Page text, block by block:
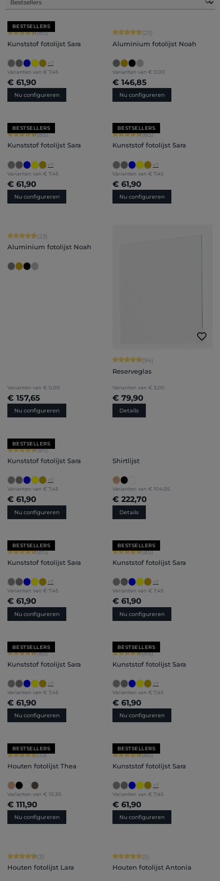
BESTSELLERS
Gemiddelde waardering van 4.71 van 5 sterren
(85)
Kunststof fotolijst Sara
+7
Varianten van € 7,45
€ 61,90
Nu configureren
Gemiddelde waardering van 4.91
(23)
Aluminium fotolijst Noah
Varianten van € 0,00
€ 146,85
Nu configureren
BESTSELLERS
Gemiddelde waardering van 4.71 van 5 sterren
(85)
Kunststof fotolijst Sara
+7
Varianten van € 7,45
€ 61,90
Nu configureren
BESTSELLERS
Gemiddelde waardering van 4.71
(85)
Kunststof fotolijst Sara
+7
Varianten van € 7,45
€ 61,90
Nu configureren
Gemiddelde waardering van 4.91 van 5 sterren
(23)
Aluminium fotolijst Noah
Varianten van € 0,00
€ 157,65
Nu configureren
Gemiddelde waardering van 4.94
(94)
Reserveglas
Varianten van € 3,00
€ 79,90
Details
BESTSELLERS
Gemiddelde waardering van 4.71 van 5 sterren
(85)
Kunststof fotolijst Sara
+7
Varianten van € 7,45
€ 61,90
Nu configureren
Shirtlijst
Varianten van € 104,05
€ 222,70
Details
BESTSELLERS
Gemiddelde waardering van 4.71 van 5 sterren
(85)
Kunststof fotolijst Sara
+7
Varianten van € 7,45
€ 61,90
Nu configureren
BESTSELLERS
Gemiddelde waardering van 4.71
(85)
Kunststof fotolijst Sara
+7
Varianten van € 7,45
€ 61,90
Nu configureren
BESTSELLERS
Gemiddelde waardering van 4.71 van 5 sterren
(85)
Kunststof fotolijst Sara
+7
Varianten van € 7,45
€ 61,90
Nu configureren
BESTSELLERS
Gemiddelde waardering van 4.71
(85)
Kunststof fotolijst Sara
+7
Varianten van € 7,45
€ 61,90
Nu configureren
BESTSELLERS
Gemiddelde waardering van 5 van 5 sterren
(10)
Houten fotolijst Thea
Varianten van € 10,30
€ 111,90
Nu configureren
BESTSELLERS
Gemiddelde waardering van 4.71
(85)
Kunststof fotolijst Sara
+7
Varianten van € 7,45
€ 61,90
Nu configureren
Gemiddelde waardering van 4.67 van 5 sterren
(3)
Houten fotolijst Lara
Gemiddelde waardering van 5 van 5
(3)
Houten fotolijst Antonia